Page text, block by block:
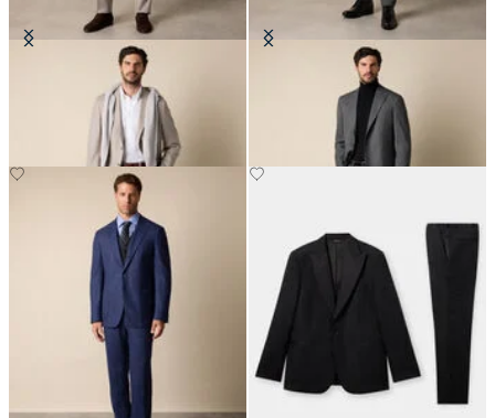
Abito in Lana Vergine Gessata
Abito in Lana Sharkskin